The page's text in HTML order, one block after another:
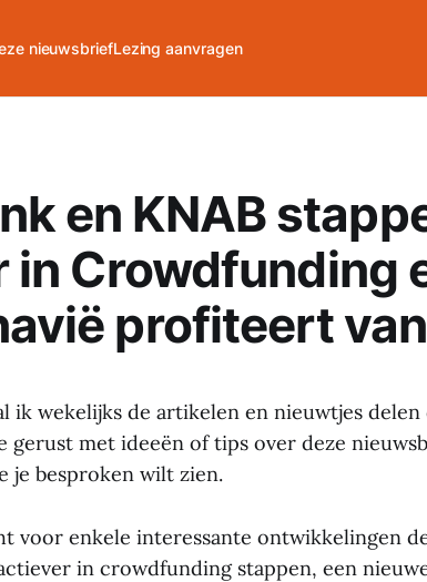
nieuwsbriefLezing aanvragen
en KNAB
in Crowdfunding
profiteert
ik wekelijks de artikelen en nieuwtjes
gerust met ideeën of tips over deze
je besproken wilt zien.
voor enkele interessante ontwikkelingen
in crowdfunding stappen, een